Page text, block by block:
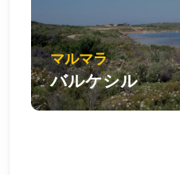
マルマラ
バルケシル